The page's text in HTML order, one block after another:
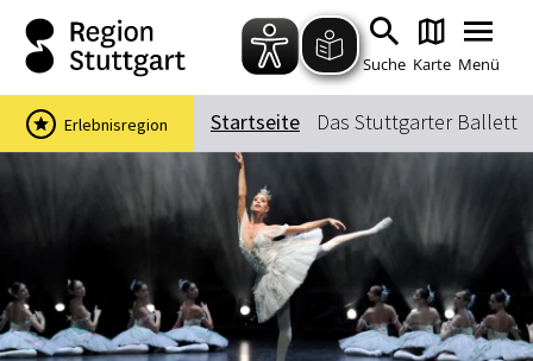
Zum Hauptinhalt springen
Zur Suche springen
Zur Hauptnavigation
Zum Footer springen
Suche Karte Menü
Suchbegriff
Das könnte Sie interessieren
Stadtführungen
Events & Tickets
Ausflugsziele
Erlebnisse
Startseite Das Stuttgarter Ballett
Erlebnisregion